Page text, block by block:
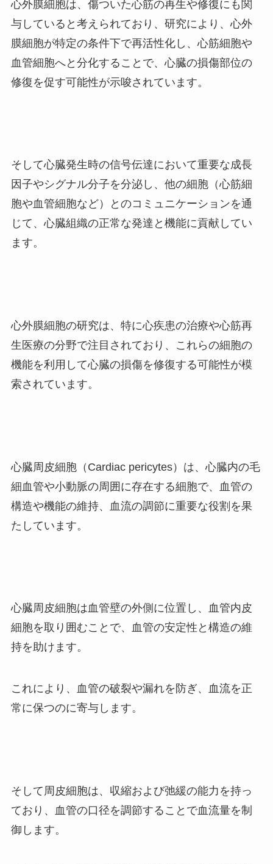
心外膜細胞は、傷ついた心筋の再生や修復にも関
与していると考えられており、研究により、心外
膜細胞が特定の条件下で再活性化し、心筋細胞や
血管細胞へと分化することで、心臓の損傷部位の
修復を促す可能性が示唆されています。
そして心臓発生時の信号伝達において重要な成長
因子やシグナル分子を分泌し、他の細胞（心筋細
胞や血管細胞など）とのコミュニケーションを通
じて、心臓組織の正常な発達と機能に貢献してい
ます。
心外膜細胞の研究は、特に心疾患の治療や心筋再
生医療の分野で注目されており、これらの細胞の
機能を利用して心臓の損傷を修復する可能性が模
索されています。
心臓周皮細胞（Cardiac pericytes）は、心臓内の毛
細血管や小動脈の周囲に存在する細胞で、血管の
構造や機能の維持、血流の調節に重要な役割を果
たしています。
心臓周皮細胞は血管壁の外側に位置し、血管内皮
細胞を取り囲むことで、血管の安定性と構造の維
持を助けます。
これにより、血管の破裂や漏れを防ぎ、血流を正
常に保つのに寄与します。
そして周皮細胞は、収縮および弛緩の能力を持っ
ており、血管の口径を調節することで血流量を制
御します。